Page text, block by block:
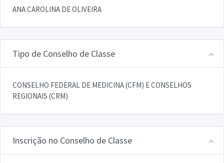
ANA CAROLINA DE OLIVEIRA
Tipo de Conselho de Classe
CONSELHO FEDERAL DE MEDICINA (CFM) E CONSELHOS
REGIONAIS (CRM)
Inscrição no Conselho de Classe